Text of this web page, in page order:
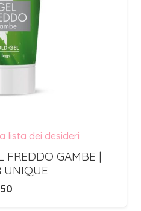
lista dei desideri
FREDDO GAMBE |
UNIQUE